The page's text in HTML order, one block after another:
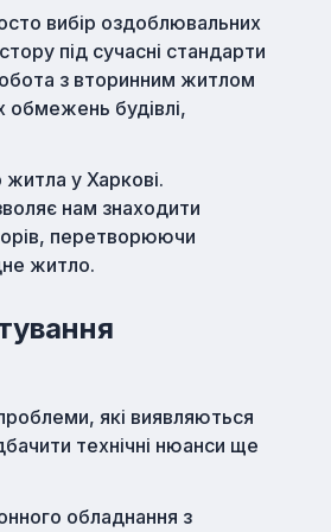
вибір оздоблювальних
під сучасні стандарти
з вторинним житлом
обмежень будівлі,
у Харкові.
нам знаходити
перетворюючи
житло.
які виявляються
технічні нюанси ще
обладнання з